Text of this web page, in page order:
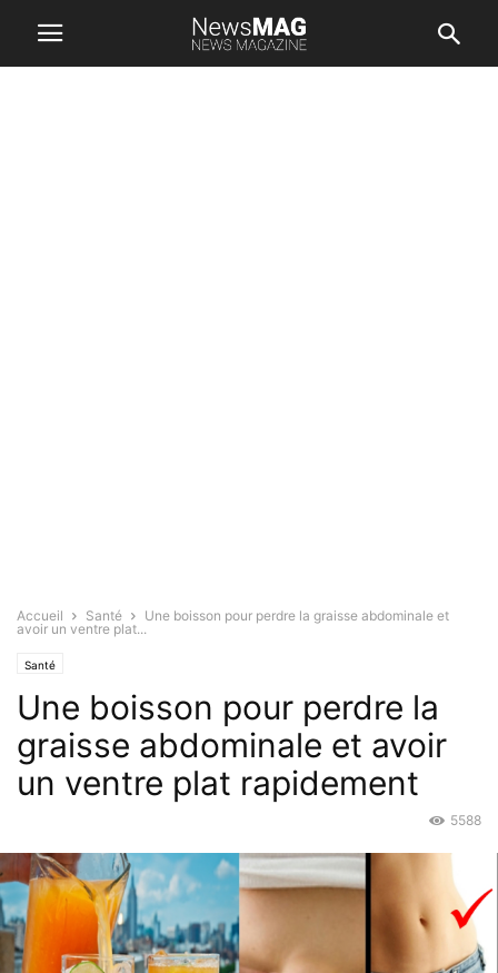
Accueil Santé
Une boisson pour perdre la graisse abdominale et
avoir un ventre plat...
Santé
Une boisson pour perdre la
graisse abdominale et avoir
un ventre plat rapidement
5588